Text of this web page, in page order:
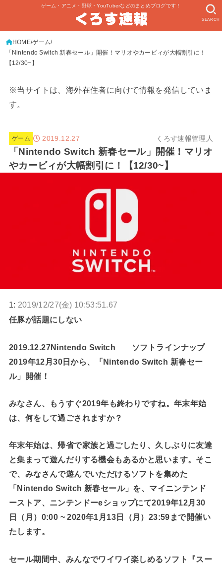
ゲーム・アニメ・野球・YouTuberなどのまとめブログです！
SEARCH
HOME ゲーム
「Nintendo Switch 新春セール」開催！マリオやカービィが大幅割引に！
【12/30~】
※当サイトは、海外在住者に向けて情報を発信していま
す。
ゲーム 2019.12.27 くろす速報管理人
「Nintendo Switch 新春セール」開催！マリオ
やカービィが大幅割引に！【12/30~】
1: 2019/12/27(金) 10:53:51.67
任豚が話題にしない
2019.12.27Nintendo Switch ソフトラインナップ
2019年12月30日から、「Nintendo Switch 新春セー
ル」開催！
みなさん、もうすぐ2019年も終わりですね。年末年始
は、何をして過ごされますか？
年末年始は、帰省で家族と過ごしたり、久しぶりに友達
と集まって遊んだりする機会もあるかと思います。そこ
で、みなさんで遊んでいただけるソフトを集めた
「Nintendo Switch 新春セール」を、マイニンテンド
ーストア、ニンテンドーeショップにて2019年12月30
日（月）0:00 ~ 2020年1月13日（月）23:59まで開催い
たします。
セール期間中、みんなでワイワイ楽しめるソフト『スー